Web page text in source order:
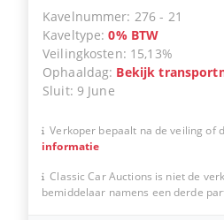
Kavelnummer: 276 - 21
Kaveltype:0% BTW
Veilingkosten: 15,13%
Ophaaldag: Bekijk
Sluit: 9 June
Verkoper bepaalt na de veiling of
informatie
Classic Car Auctions is niet de
bemiddelaar namens een derde